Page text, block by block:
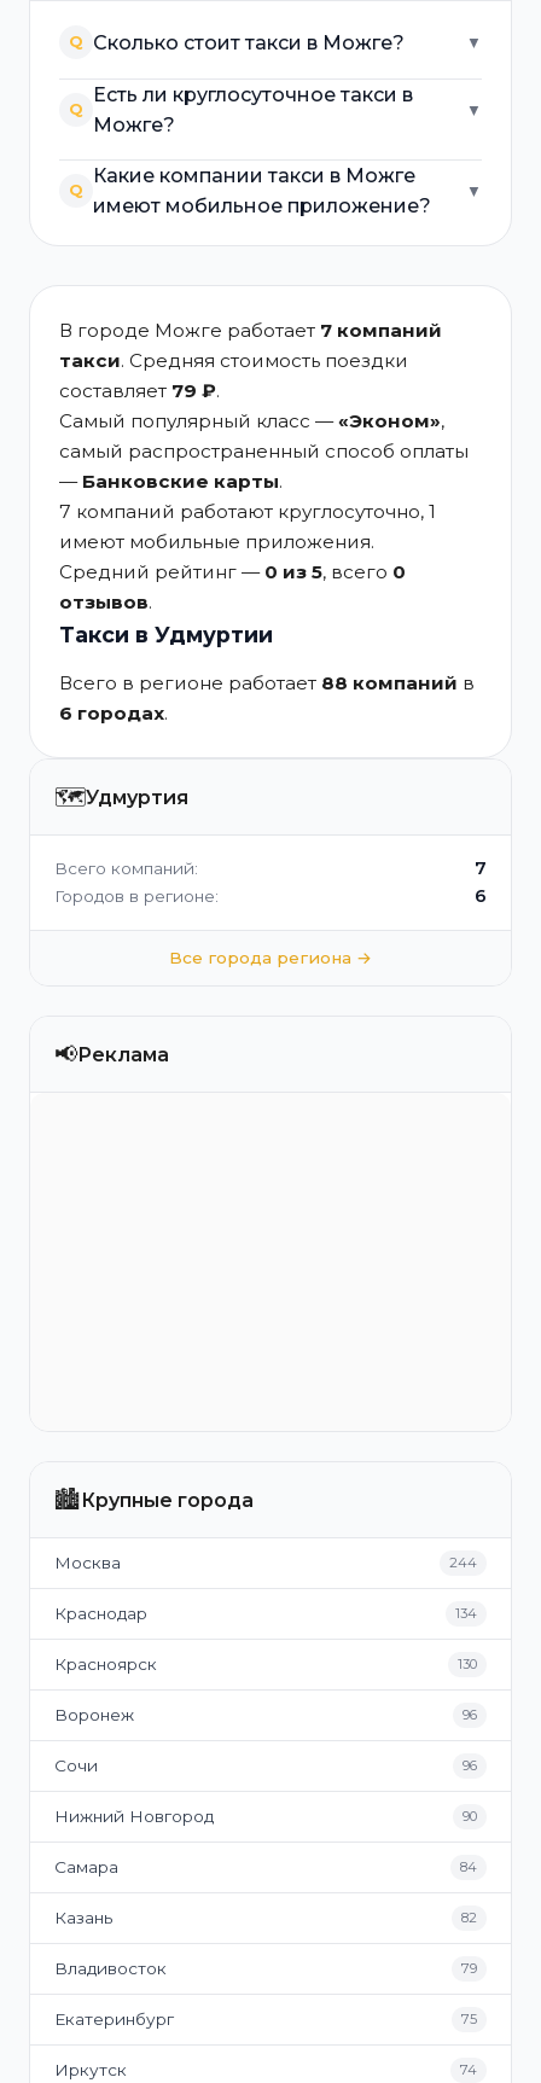
Q Сколько стоит такси в Можге? ▼
Q
Есть ли круглосуточное такси в
Можге?
▼
Q
Какие компании такси в Можге
имеют мобильное приложение?
▼
В городе Можге работает 7 компаний
такси. Средняя стоимость поездки
составляет 79 ₽.
Самый популярный класс —«Эконом»,
самый распространенный способ оплаты
— Банковские карты.
7 компаний работают круглосуточно, 1
имеют мобильные приложения.
Средний рейтинг — 0 из 5, всего 0
отзывов.
Такси в Удмуртии
Всего в регионе работает 88 компаний в
6 городах.
🗺️Удмуртия
Всего компаний: 7
Городов в регионе: 6
Все города региона →
📢Реклама
🏙️Крупные города
Москва 244
Краснодар 134
Красноярск 130
Воронеж 96
Сочи 96
Нижний Новгород 90
Самара 84
Казань 82
Владивосток 79
Екатеринбург 75
Иркутск 74